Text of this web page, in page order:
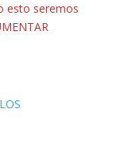
esto seremos